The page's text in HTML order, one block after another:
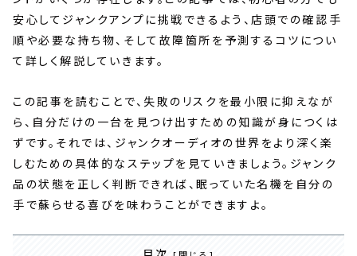
安心してジャンクアンプに挑戦できるよう、店頭での確認手
順や必要な持ち物、そして故障箇所を予測するコツについ
て詳しく解説していきます。
この記事を読むことで、失敗のリスクを最小限に抑えなが
ら、自分だけの一台を見つけ出すための知識が身につくは
ずです。それでは、ジャンクオーディオの世界をより深く楽
しむための具体的なステップを見ていきましょう。ジャンク
品の状態を正しく判断できれば、眠っていた名機を自分の
手で蘇らせる喜びを味わうことができますよ。